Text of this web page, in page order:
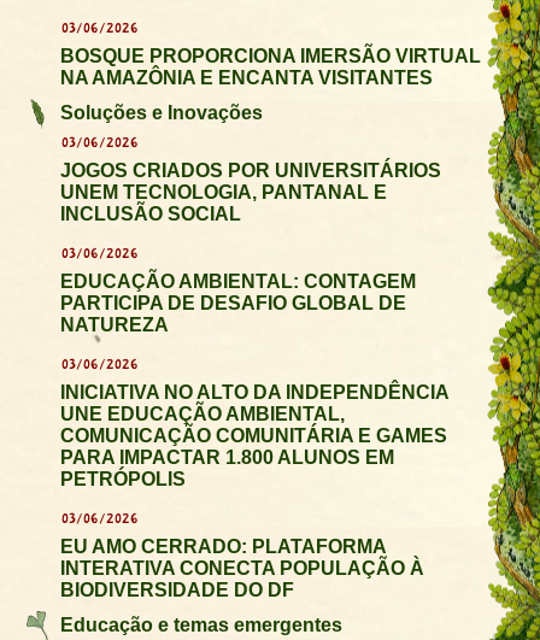
03/06/2026
BOSQUE PROPORCIONA IMERSÃO VIRTUAL
NA AMAZÔNIA E ENCANTA VISITANTES
Soluções e Inovações
03/06/2026
JOGOS CRIADOS POR UNIVERSITÁRIOS
UNEM TECNOLOGIA, PANTANAL E
INCLUSÃO SOCIAL
03/06/2026
EDUCAÇÃO AMBIENTAL: CONTAGEM
PARTICIPA DE DESAFIO GLOBAL DE
NATUREZA
03/06/2026
INICIATIVA NO ALTO DA INDEPENDÊNCIA
UNE EDUCAÇÃO AMBIENTAL,
COMUNICAÇÃO COMUNITÁRIA E GAMES
PARA IMPACTAR 1.800 ALUNOS EM
PETRÓPOLIS
03/06/2026
EU AMO CERRADO: PLATAFORMA
INTERATIVA CONECTA POPULAÇÃO À
BIODIVERSIDADE DO DF
Educação e temas emergentes